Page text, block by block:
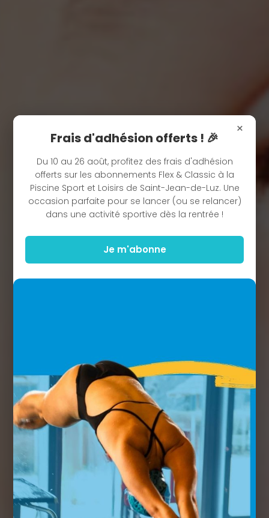
×
Frais d'adhésion offerts ! 🎉
Du 10 au 26 août, profitez des frais d'adhésion
offerts sur les abonnements Flex & Classic à la
Piscine Sport et Loisirs de Saint-Jean-de-Luz. Une
occasion parfaite pour se lancer (ou se relancer)
dans une activité sportive dès la rentrée !
Je m'abonne